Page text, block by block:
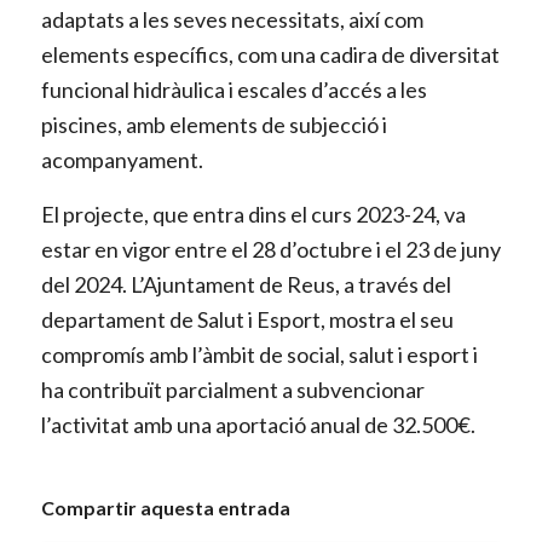
adaptats a les seves necessitats, així com
elements específics, com una cadira de diversitat
funcional hidràulica i escales d’accés a les
piscines, amb elements de subjecció i
acompanyament.
El projecte, que entra dins el curs 2023-24, va
estar en vigor entre el 28 d’octubre i el 23 de juny
del 2024. L’Ajuntament de Reus, a través del
departament de Salut i Esport, mostra el seu
compromís amb l’àmbit de social, salut i esport i
ha contribuït parcialment a subvencionar
l’activitat amb una aportació anual de 32.500€.
Compartir aquesta entrada